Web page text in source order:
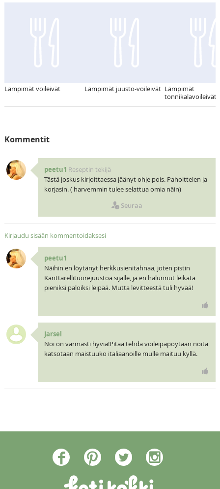
Lämpimät voileivät Lämpimät juusto-voileivät Lämpimät
tonnikalavoileivät
Kommentit
peetu1 Reseptin tekijä
Tästä joskus kirjoittaessa jäänyt ohje pois. Pahoittelen ja
korjasin. ( harvemmin tulee selattua omia näin)
Seuraa
Kirjaudu sisään kommentoidaksesi
peetu1
Näihin en löytänyt herkkusienitahnaa, joten pistin
Kanttarellituorejuustoa sijalle, ja en halunnut leikata
pieniksi paloiksi leipää. Mutta levitteestä tuli hyvää!
Jarsel
Noi on varmasti hyviä!Pitää tehdä voileipäpöytään noita
katsotaan maistuuko italiaanoille mulle maituu kyllä.